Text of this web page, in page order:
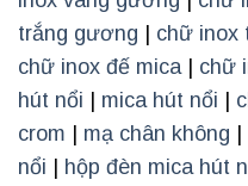
trắng gương | chữ inox
chữ inox đế mica | chữ
hút nổi | mica hút nổi |
crom | mạ chân không |
nổi | hộp đèn mica hút